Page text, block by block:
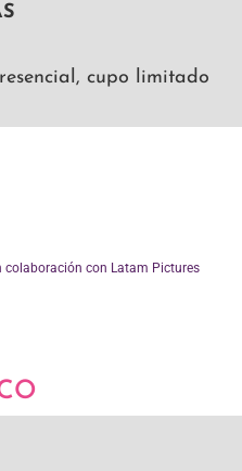
cupo limitado
colaboración con Latam Pictures